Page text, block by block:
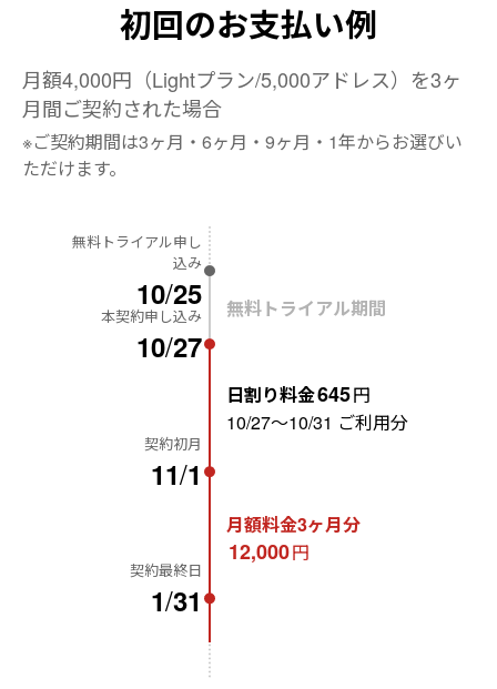
初回のお支払い例
月額4,000円（Lightプラン/5,000アドレス）を3ヶ
月間ご契約された場合
※ご契約期間は3ヶ月・6ヶ月・9ヶ月・1年からお選びい
ただけます。
無料トライアル申し
込み
10/25
本契約申し込み
10/27
契約初月
11/1
契約最終日
1/31
無料トライアル期間
日割り料金645円
10/27〜10/31 ご利用分
月額料金3ヶ月分
12,000円